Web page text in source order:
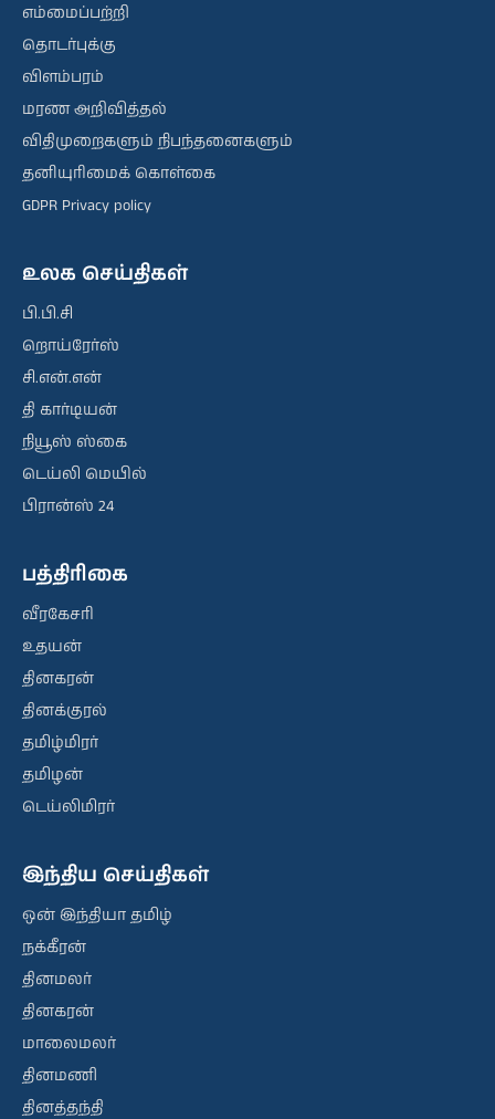
எம்மைப்பற்றி
தொடர்புக்கு
விளம்பரம்
மரண அறிவித்தல்
விதிமுறைகளும் நிபந்தனைகளும்
தனியுரிமைக் கொள்கை
GDPR Privacy policy
உலக செய்திகள்
பி.பி.சி
றொய்ரேர்ஸ்
சி.என்.என்
தி கார்டியன்
நியூஸ் ஸ்கை
டெய்லி மெயில்
பிரான்ஸ் 24
பத்திரிகை
வீரகேசரி
உதயன்
தினகரன்
தினக்குரல்
தமிழ்மிரர்
தமிழன்
டெய்லிமிரர்
இந்திய செய்திகள்
ஒன் இந்தியா தமிழ்
நக்கீரன்
தினமலர்
தினகரன்
மாலைமலர்
தினமணி
தினத்தந்தி